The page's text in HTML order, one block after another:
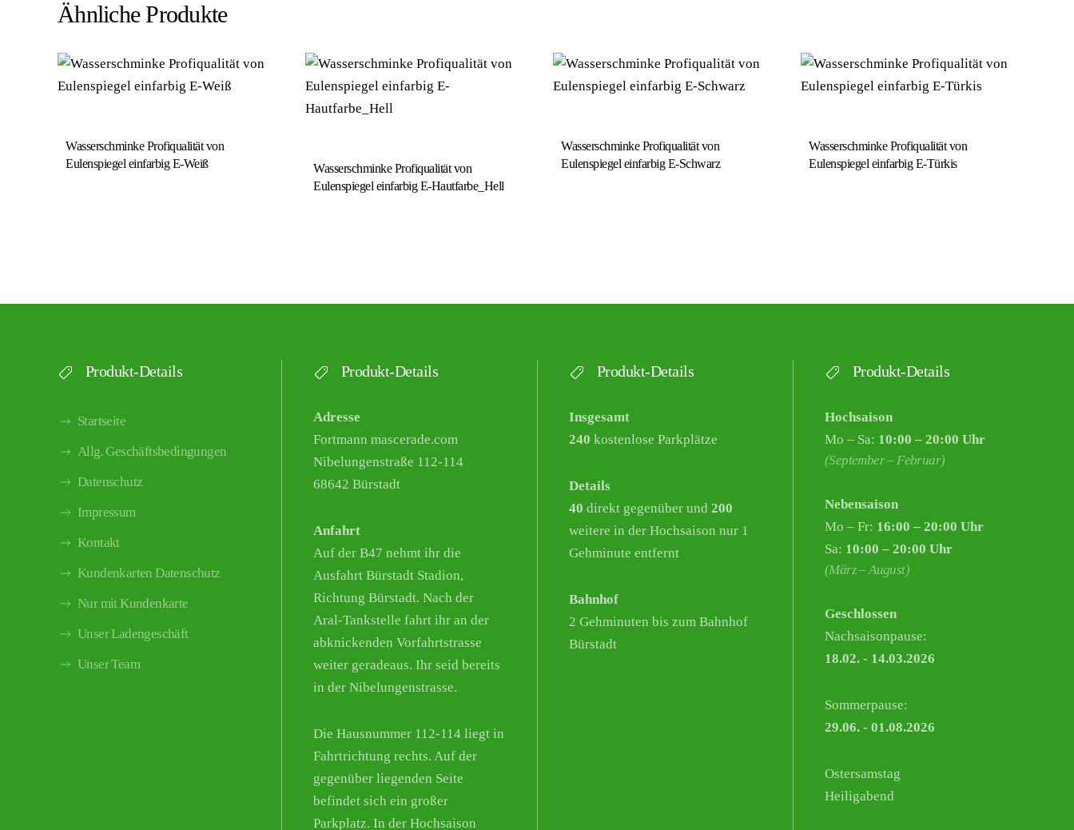
Ähnliche Produkte
Wasserschminke Profiqualität von
Eulenspiegel einfarbig E-Weiß
Wasserschminke Profiqualität von
Eulenspiegel einfarbig E-Hautfarbe_Hell
Wasserschminke Profiqualität von
Eulenspiegel einfarbig E-Schwarz
Wasserschminke Profiqualität von
Eulenspiegel einfarbig E-Türkis
Produkt-Details
Startseite
Allg. Geschäftsbedingungen
Datenschutz
Impressum
Kontakt
Kundenkarten Datenschutz
Nur mit Kundenkarte
Unser Ladengeschäft
Unser Team
Produkt-Details
Adresse
Fortmann mascerade.com
Nibelungenstraße 112-114
68642 Bürstadt
Anfahrt
Auf der B47 nehmt ihr die
Ausfahrt Bürstadt Stadion,
Richtung Bürstadt. Nach der
Aral-Tankstelle fahrt ihr an der
abknickenden Vorfahrtstrasse
weiter geradeaus. Ihr seid bereits
in der Nibelungenstrasse.
Die Hausnummer 112-114 liegt in
Fahrtrichtung rechts. Auf der
gegenüber liegenden Seite
befindet sich ein großer
Parkplatz. In der Hochsaison
Produkt-Details
Insgesamt
240 kostenlose Parkplätze
Details
40 direkt gegenüber und 200
weitere in der Hochsaison nur 1
Gehminute entfernt
Bahnhof
2 Gehminuten bis zum Bahnhof
Bürstadt
Produkt-Details
Hochsaison
Mo – Sa: 10:00 – 20:00 Uhr
(September – Februar)
Nebensaison
Mo – Fr: 16:00 – 20:00 Uhr
Sa: 10:00 – 20:00 Uhr
(März – August)
Geschlossen
Nachsaisonpause:
18.02. - 14.03.2026
Sommerpause:
29.06. - 01.08.2026
Ostersamstag
Heiligabend